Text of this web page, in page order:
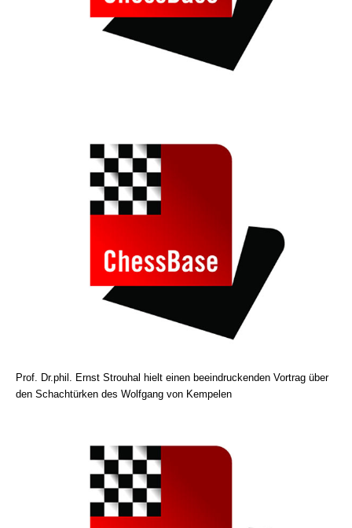
Prof. Dr.phil. Ernst Strouhal hielt einen beeindruckenden Vortrag über
den Schachtürken des Wolfgang von Kempelen